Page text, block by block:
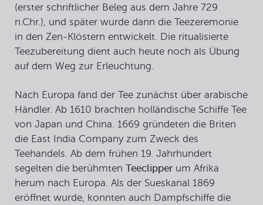
(erster schriftlicher Beleg aus dem Jahre 729
n.Chr.), und später wurde dann die Teezeremonie
in den Zen-Klöstern entwickelt. Die ritualisierte
Teezubereitung dient auch heute noch als Übung
auf dem Weg zur Erleuchtung.
Nach Europa fand der Tee zunächst über arabische
Händler. Ab 1610 brachten holländische Schiffe Tee
von Japan und China. 1669 gründeten die Briten
die East India Company zum Zweck des
Teehandels. Ab dem frühen 19. Jahrhundert
segelten die berühmten Teeclipper um Afrika
herum nach Europa. Als der Sueskanal 1869
eröffnet wurde, konnten auch Dampfschiffe die